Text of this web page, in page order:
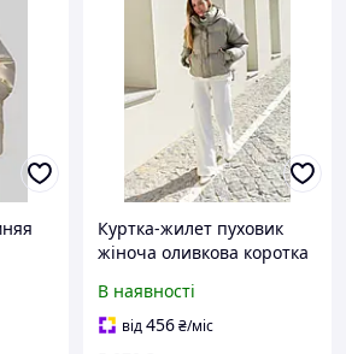
Куртка-жилет пуховик
жіноча оливкова коротка
В наявності
від456₴/міс